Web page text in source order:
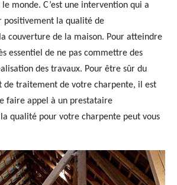
monde. C’est une intervention qui a
positivement la qualité de
couverture de la maison. Pour atteindre
essentiel de ne pas commettre des
des travaux. Pour être sûr du
de traitement de votre charpente, il est
faire appel à un prestataire
qualité pour votre charpente peut vous